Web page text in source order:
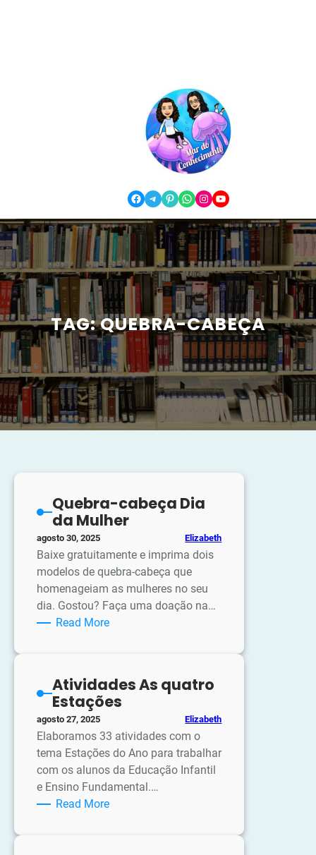
Facebook Telegram Pinterest WhatsApp Instagram YouTube
TAG:QUEBRA-CABEÇA
Quebra-cabeça Dia
da Mulher
agosto 30, 2025 Elizabeth
Baixe gratuitamente e imprima dois
modelos de quebra-cabeça que
homenageiam as mulheres no seu
dia. Gostou? Faça uma doação na…
Read More:
da
Mulher
Atividades As quatro
Estações
agosto 27, 2025 Elizabeth
Elaboramos 33 atividades com o
tema Estações do Ano para trabalhar
com os alunos da Educação Infantil
e Ensino Fundamental.…
Read More: